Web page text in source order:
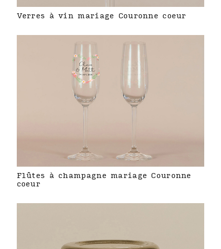
Verres à vin mariage Couronne coeur
Flûtes à champagne mariage Couronne
coeur